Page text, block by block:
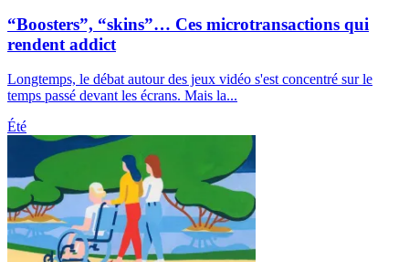
“Boosters”, “skins”… Ces microtransactions qui
rendent addict
Longtemps, le débat autour des jeux vidéo s'est concentré sur le
temps passé devant les écrans. Mais la...
Été